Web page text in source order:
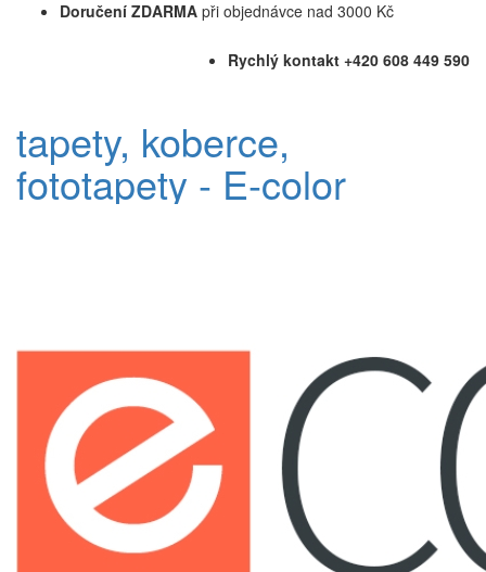
Doručení ZDARMA při objednávce nad 3000 Kč
Rychlý kontakt +420 608 449 590
tapety, koberce,
fototapety - E-color